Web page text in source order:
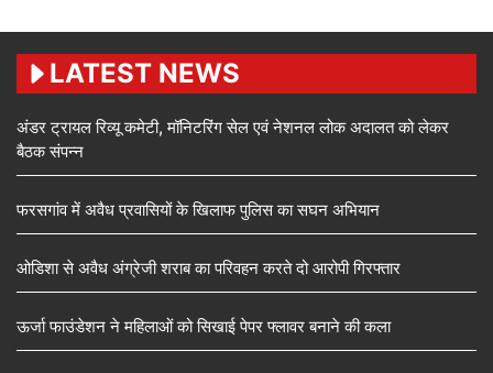
LATEST NEWS
अंडर ट्रायल रिव्यू कमेटी, मॉनिटरिंग सेल एवं नेशनल लोक अदालत को लेकर
बैठक संपन्न
फरसगांव में अवैध प्रवासियों के खिलाफ पुलिस का सघन अभियान
ओडिशा से अवैध अंग्रेजी शराब का परिवहन करते दो आरोपी गिरफ्तार
ऊर्जा फाउंडेशन ने महिलाओं को सिखाई पेपर फ्लावर बनाने की कला